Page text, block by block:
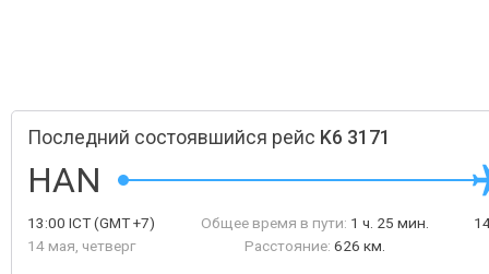
Последний состоявшийся рейс K6 3171
HAN
13:00 ICT(GMT +7)
14 мая, четверг
Общее время в пути: 1 ч. 25 мин.
Расстояние: 626 км.